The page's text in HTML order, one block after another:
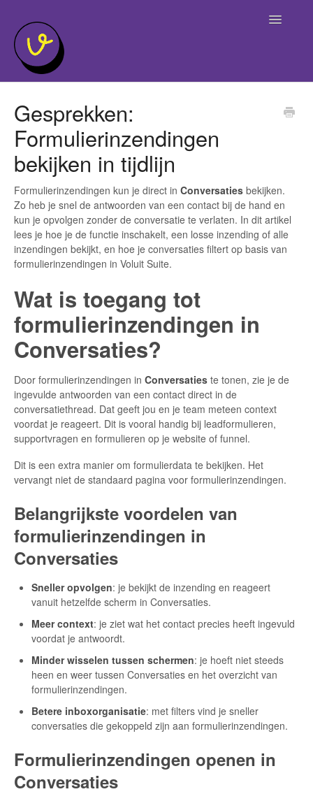
Toggle
Gesprekken:
Formulierinzendingen
bekijken in tijdlijn
Formulierinzendingen kun je direct in Conversaties bekijken.
Zo heb je snel de antwoorden van een contact bij de hand en
kun je opvolgen zonder de conversatie te verlaten. In dit artikel
lees je hoe je de functie inschakelt, een losse inzending of alle
inzendingen bekijkt, en hoe je conversaties filtert op basis van
formulierinzendingen in Voluit Suite.
Wat is toegang tot
formulierinzendingen in
Conversaties?
Door formulierinzendingen in Conversaties te tonen, zie je de
ingevulde antwoorden van een contact direct in de
conversatiethread. Dat geeft jou en je team meteen context
voordat je reageert. Dit is vooral handig bij leadformulieren,
supportvragen en formulieren op je website of funnel.
Dit is een extra manier om formulierdata te bekijken. Het
vervangt niet de standaard pagina voor formulierinzendingen.
Belangrijkste voordelen van
formulierinzendingen in
Conversaties
Sneller opvolgen: je bekijkt de inzending en reageert
vanuit hetzelfde scherm in Conversaties.
Meer context: je ziet wat het contact precies heeft ingevuld
voordat je antwoordt.
Minder wisselen tussen schermen: je hoeft niet steeds
heen en weer tussen Conversaties en het overzicht van
formulierinzendingen.
Betere inboxorganisatie: met filters vind je sneller
conversaties die gekoppeld zijn aan formulierinzendingen.
Formulierinzendingen openen in
Conversaties